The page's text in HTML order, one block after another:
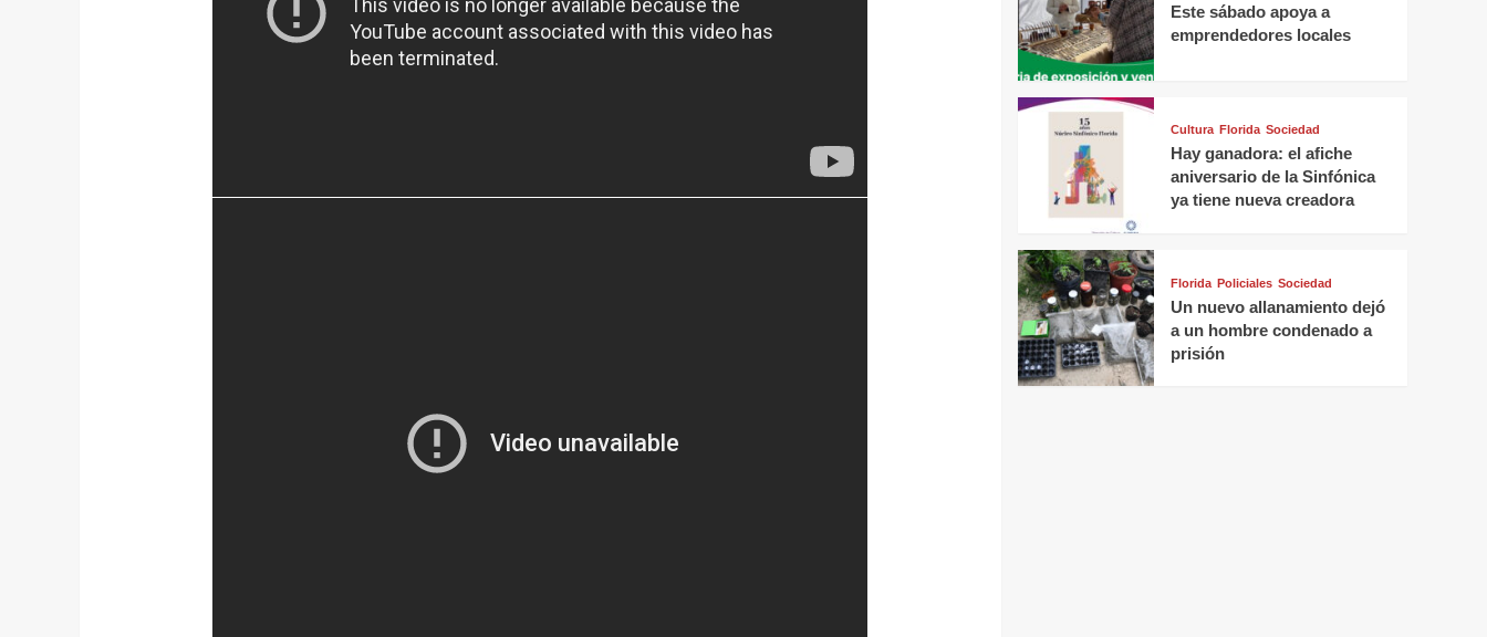
Este sábado apoya a
emprendedores locales
Cultura Florida Sociedad
Hay ganadora: el afiche
aniversario de la Sinfónica
ya tiene nueva creadora
Florida Policiales Sociedad
Un nuevo allanamiento dejó
a un hombre condenado a
prisión